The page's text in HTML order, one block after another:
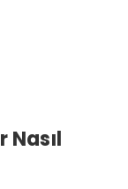
Nasıl